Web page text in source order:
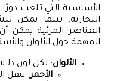
الأساسية التي تلعب
التجارية. بينما يمكن
العناصر المرئية يمكن
المهمة حول الألوان
الألوان: لكل لون
الأحمر: ينقل